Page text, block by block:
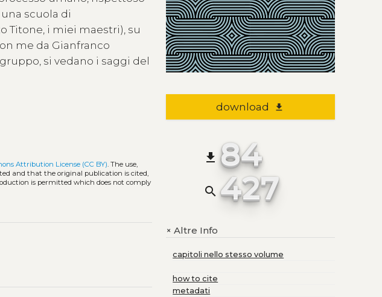
scuola di
Titone, i miei maestri), su
me da Gianfranco
si vedano i saggi del
Attribution License (CC BY). The use,
and that the original publication is cited,
is permitted which does not comply
download file_download
file_download 84
search 427
+Altre Info
capitoli nello stesso volume
how to cite
metadati